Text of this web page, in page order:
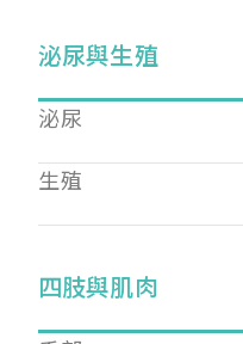
泌尿與生殖
泌尿
生殖
四肢與肌肉
您已成
您好，您的會員申請